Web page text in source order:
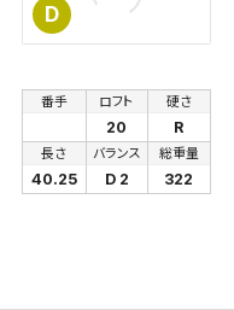
D
番手 ロフト
20
硬さ
R
長さ
40.25
バランス
D 2
総重量
322